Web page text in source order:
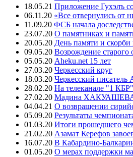
18.05.21 Приложение Гухэлъ
06.11.20 «Все отвернулись от
11.09.20 ФСБ начала
23.07.20 О памятниках и
20.05.20 День памяти и
09.05.20 Возрождение старого
05.05.20 Aheku.net 15 лет
27.03.20 Черкесский круг
18.03.20 Черкесский
28.02.20 На телеканале "1
27.02.20 Мадина ХАКУАШЕВА:
04.04.21 О возвращении
05.09.20 Результаты
01.03.20 Итоги прошедшего
21.02.20 Азамат Керефов
16.07.20 В Кабардино-
01.05.20 О мерах поддержки